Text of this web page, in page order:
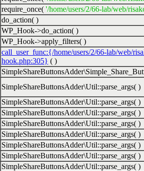
require_once( '/home/users/2/66-lab/web/
do_action( )
WP_Hook->do_action( )
WP_Hook->apply_filters( )
call_user_func:{/home/users/2/66-lab/web/
hook.php:305} ( )
SimpleShareButtonsAdder\Util::parse_args( )
SimpleShareButtonsAdder\Util::parse_args( )
SimpleShareButtonsAdder\Util::parse_args( )
SimpleShareButtonsAdder\Util::parse_args( )
SimpleShareButtonsAdder\Util::parse_args( )
SimpleShareButtonsAdder\Util::parse_args( )
SimpleShareButtonsAdder\Util::parse_args( )
SimpleShareButtonsAdder\Util::parse_args( )